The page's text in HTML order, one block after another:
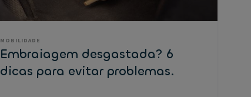
MOBILIDADE
Embraiagem desgastada? 6
dicas para evitar problemas.